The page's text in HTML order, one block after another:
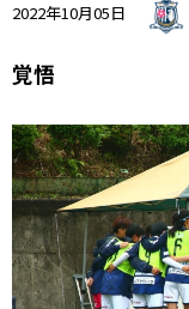
2022年10月05日
覚悟